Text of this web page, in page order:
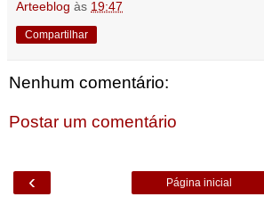
Arteeblog às 19:47
Compartilhar
Nenhum comentário:
Postar um comentário
‹ Página inicial